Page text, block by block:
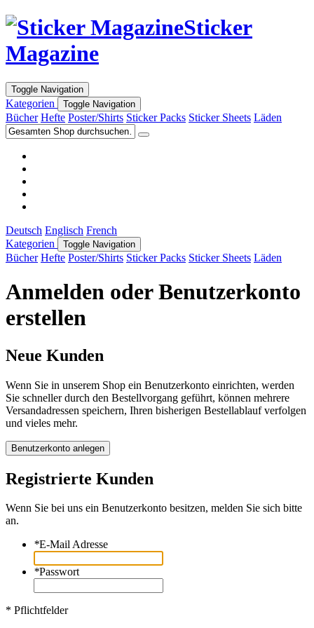
Sticker
Magazine
Toggle Navigation
Kategorien Toggle Navigation
Bücher Hefte Poster/Shirts Sticker Packs Sticker Sheets Läden
Deutsch Englisch French
Kategorien
Toggle Navigation
Bücher Hefte Poster/Shirts Sticker Packs Sticker Sheets Läden
Anmelden oder Benutzerkonto
erstellen
Neue Kunden
Wenn Sie in unserem Shop ein Benutzerkonto einrichten, werden
Sie schneller durch den Bestellvorgang geführt, können mehrere
Versandadressen speichern, Ihren bisherigen Bestellablauf verfolgen
und vieles mehr.
Benutzerkonto anlegen
Registrierte Kunden
Wenn Sie bei uns ein Benutzerkonto besitzen, melden Sie sich bitte
an.
*E-Mail Adresse
*Passwort
* Pflichtfelder